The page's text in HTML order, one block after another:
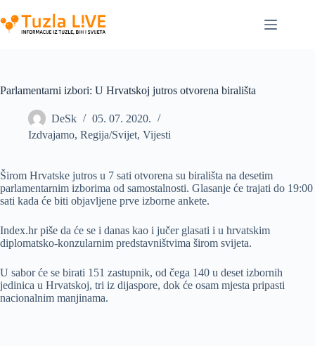
to
content
Parlamentarni izbori: U Hrvatskoj jutros otvorena birališta
DeSk
05. 07. 2020.
Izdvajamo, Regija/Svijet, Vijesti
Širom Hrvatske jutros u 7 sati otvorena su birališta na desetim
parlamentarnim izborima od samostalnosti. Glasanje će trajati do 19:00
sati kada će biti objavljene prve izborne ankete.
Index.hr piše da će se i danas kao i jučer glasati i u hrvatskim
diplomatsko-konzularnim predstavništvima širom svijeta.
U sabor će se birati 151 zastupnik, od čega 140 u deset izbornih
jedinica u Hrvatskoj, tri iz dijaspore, dok će osam mjesta pripasti
nacionalnim manjinama.